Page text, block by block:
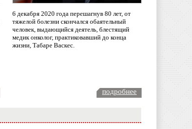
6 декабря 2020 года перешагнув 80 лет, от
тяжелой болезни скончался обаятельный
человек, выдающийся деятель, блестящий
медик онколог, практиковавший до конца
жизни, Табаре Васкес.
подробнее